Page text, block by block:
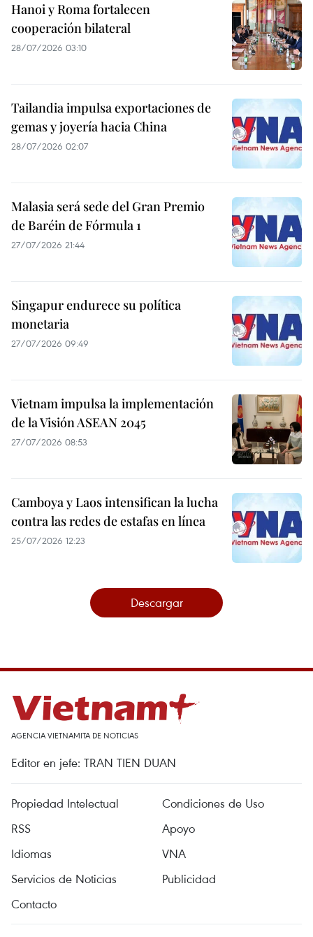
Hanoi y Roma fortalecen
cooperación bilateral
28/07/2026 03:10
Tailandia impulsa exportaciones de
gemas y joyería hacia China
28/07/2026 02:07
Malasia será sede del Gran Premio
de Baréin de Fórmula 1
27/07/2026 21:44
Singapur endurece su política
monetaria
27/07/2026 09:49
Vietnam impulsa la implementación
de la Visión ASEAN 2045
27/07/2026 08:53
Camboya y Laos intensifican la lucha
contra las redes de estafas en línea
25/07/2026 12:23
Descargar
AGENCIA VIETNAMITA DE NOTICIAS
Editor en jefe: TRAN TIEN DUAN
Propiedad Intelectual
Condiciones de Uso
RSS
Apoyo
Idiomas
VNA
Servicios de Noticias
Publicidad
Contacto